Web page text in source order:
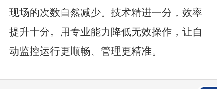
现场的次数自然减少。技术精进一分，效率
提升十分。用专业能力降低无效操作，让自
动监控运行更顺畅、管理更精准。